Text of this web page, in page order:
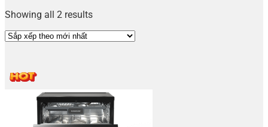
Showing all 2 results